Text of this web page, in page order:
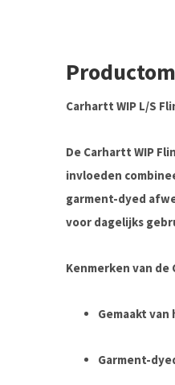
Carhartt WIP L/S
De Carhartt WIP
invloeden
garment-dyed
voor dagelijks
Kenmerken van de
Gemaakt
Garment-